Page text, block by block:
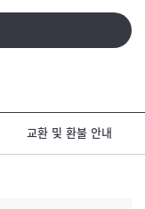
교환 및 환불 안내